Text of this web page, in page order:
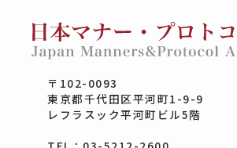
〒102-0093
東京都千代田区平河町1-9-9
レフラスック平河町ビル5階